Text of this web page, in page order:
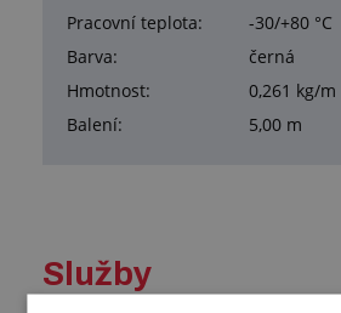
Pracovní teplota:
-30/+80 °C
Barva:
černá
Hmotnost:
0,261 kg/m
Balení:
5,00 m
Služby